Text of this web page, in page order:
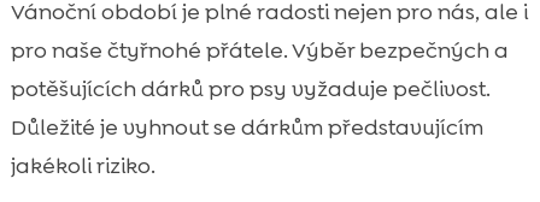
Vánoční období je plné radosti nejen pro nás, ale i
pro naše čtyřnohé přátele. Výběr bezpečných a
potěšujících dárků pro psy vyžaduje pečlivost.
Důležité je vyhnout se dárkům představujícím
jakékoli riziko.